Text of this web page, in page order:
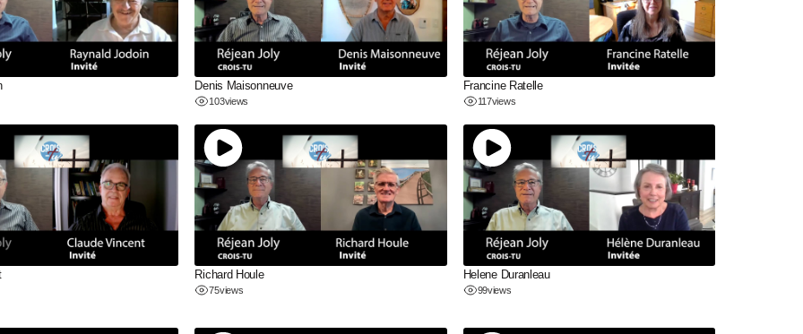
Denis Maisonneuve
103views
Francine Ratelle
117views
Richard Houle
75views
Helene Duranleau
99views